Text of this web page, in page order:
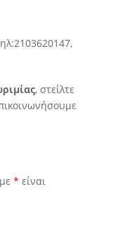
, στείλτε
* είναι